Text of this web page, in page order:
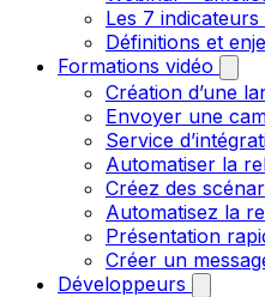
Les 7 indicateurs
Définitions et
Formations vidéo
Création d’une
Envoyer une
Service
Automatiser la
Créez des
Automatisez la
Présentation
Créer un
Développeurs